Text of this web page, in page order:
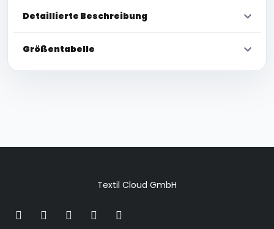
Detaillierte Beschreibung
Größentabelle
Textil Cloud GmbH